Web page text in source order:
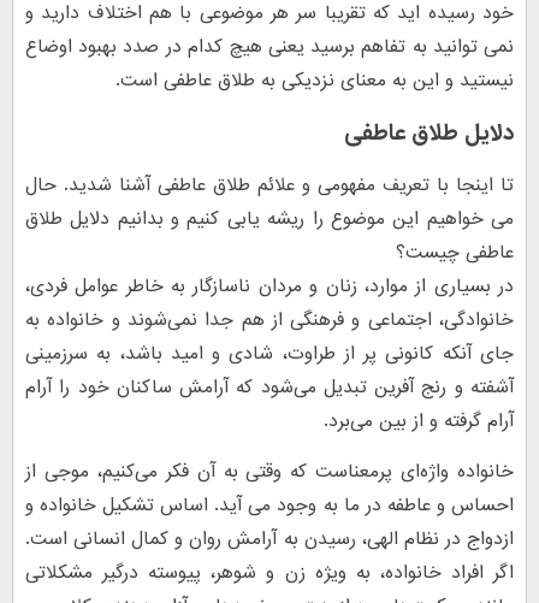
خود رسیده اید که تقریبا سر هر موضوعی با هم اختلاف دارید و
نمی توانید به تفاهم برسید یعنی هیچ کدام در صدد بهبود اوضاع
نیستید و این به معنای نزدیکی به طلاق عاطفی است.
دلایل طلاق عاطفی
تا اینجا با تعریف مفهومی و علائم طلاق عاطفی آشنا شدید. حال
می خواهیم این موضوع را ریشه یابی کنیم و بدانیم دلایل طلاق
عاطفی چیست؟
در بسیاری از موارد، زنان و مردان ناسازگار به خاطر عوامل فردی،
خانوادگی، اجتماعی و فرهنگی از هم جدا نمی‌شوند و خانواده به
جای آنکه کانونی پر از طراوت، شادی و امید باشد، به سرزمینی
آشفته و رنج آفرین تبدیل می‌شود که آرامش ساکنان خود را آرام
آرام گرفته و از بین می‌برد.
خانواده واژه‌ای پرمعناست که وقتی به آن فکر می‌کنیم، موجی از
احساس و عاطفه در ما به وجود می آید. اساس تشکیل خانواده و
ازدواج در نظام الهی، رسیدن به آرامش روان و کمال انسانی است.
اگر افراد خانواده، به ویژه زن و شوهر، پیوسته درگیر مشکلاتی